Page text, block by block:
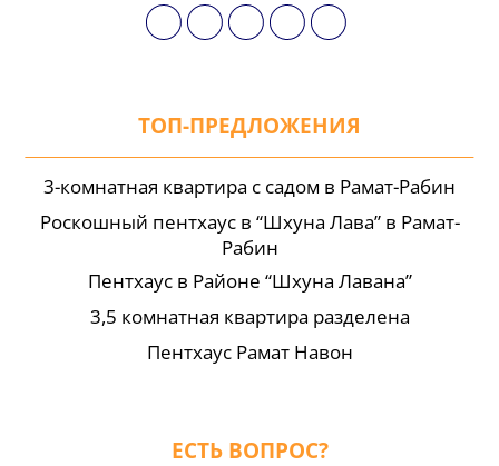
ТОП-ПРЕДЛОЖЕНИЯ
3-комнатная квартира с садом в Рамат-Рабин
Роскошный пентхаус в “Шхуна Лава” в Рамат-
Рабин
Пентхаус в Районе “Шхуна Лавана”
3,5 комнатная квартира разделена
Пентхаус Рамат Навон
ЕСТЬ ВОПРОС?